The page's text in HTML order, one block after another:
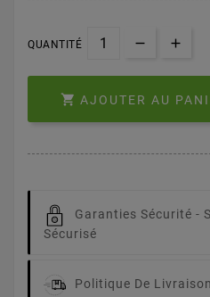
QUANTITÉ
 AJOUTER AU
Garanties Sécurité -
Sécurisé
Politique De